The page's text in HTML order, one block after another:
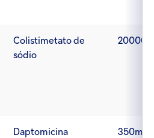
Colistimetato de
sódio
Daptomicina 350mg